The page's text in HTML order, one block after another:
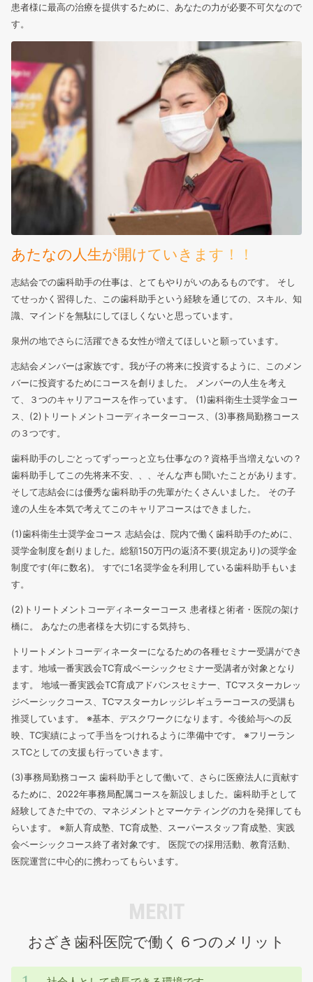
患者様に最高の治療を提供するために、あなたの力が必要不可欠なので
す。
あたなの人生が開けていきます！！
志結会での歯科助手の仕事は、とてもやりがいのあるものです。
そし
てせっかく習得した、この歯科助手という経験を通じての、スキル、知
識、マインドを無駄にしてほしくないと思っています。
泉州の地でさらに活躍できる女性が増えてほしいと願っています。
志結会メンバーは家族です。我が子の将来に投資するように、このメン
バーに投資するためにコースを創りました。
メンバーの人生を考え
て、３つのキャリアコースを作っています。
(1)歯科衛生士奨学金コー
ス、(2)トリートメントコーディネーターコース、(3)事務局勤務コース
の３つです。
歯科助手のしごとってずっーっと立ち仕事なの？資格手当増えないの？
歯科助手してこの先将来不安、、、そんな声も聞いたことがあります。
そして志結会には優秀な歯科助手の先輩がたくさんいました。
その子
達の人生を本気で考えてこのキャリアコースはできました。
(1)歯科衛生士奨学金コース 志結会は、院内で働く歯科助手のために、
奨学金制度を創りました。総額150万円の返済不要(規定あり)の奨学金
制度です(年に数名)。
すでに1名奨学金を利用している歯科助手もいま
す。
(2)トリートメントコーディネーターコース 患者様と術者・医院の架け
橋に。
あなたの患者様を大切にする気持ち、
トリートメントコーディネーターになるための各種セミナー受講ができ
ます。地域一番実践会TC育成ベーシックセミナー受講者が対象となり
ます。
地域一番実践会TC育成アドバンスセミナー、TCマスターカレッ
ジベーシックコース、TCマスターカレッジレギュラーコースの受講も
推奨しています。
※基本、デスクワークになります。今後給与への反
映、TC実績によって手当をつけれるように準備中です。
※フリーラン
スTCとしての支援も行っていきます。
(3)事務局勤務コース 歯科助手として働いて、さらに医療法人に貢献す
るために、2022年事務局配属コースを新設しました。歯科助手として
経験してきた中での、マネジメントとマーケティングの力を発揮しても
らいます。
※新人育成塾、TC育成塾、スーパースタッフ育成塾、実践
会ベーシックコース終了者対象です。
医院での採用活動、教育活動、
医院運営に中心的に携わってもらいます。
MERIT
おざき歯科医院で働く６つのメリット